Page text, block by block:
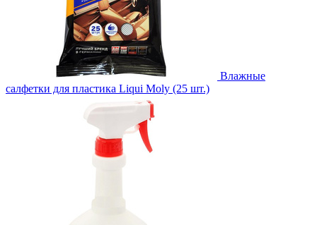
Влажные
салфетки для пластика Liqui Moly (25 шт.)